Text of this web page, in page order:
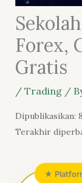
Forex,
Gratis
/ Trading/
Dipublikasikan:
Terakhir
★